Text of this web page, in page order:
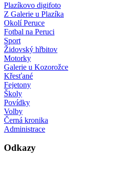
Plazíkovo digifoto
Z Galerie u Plazíka
Okolí Peruce
Fotbal na Peruci
Sport
Židovský hřbitov
Motorky
Galerie u Kozorožce
Křesťané
Fejetony
Školy
Povídky
Volby
Černá kronika
Administrace
Odkazy